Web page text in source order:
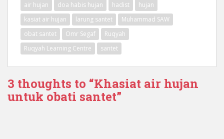
air hujan doa habis hujan hadist
hujan
kasiat air hujan
larung santet
Muhammad SAW
obat santet
Omr Segaf
Ruqyah
Ruqyah Learning Centre
santet
3 thoughts to “Khasiat air hujan
untuk obati santet”